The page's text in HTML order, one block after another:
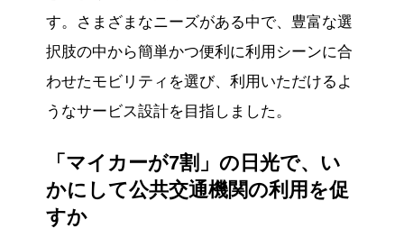
す。さまざまなニーズがある中で、豊富な選
択肢の中から簡単かつ便利に利用シーンに合
わせたモビリティを選び、利用いただけるよ
うなサービス設計を目指しました。
「マイカーが7割」の日光で、い
かにして公共交通機関の利用を促
すか